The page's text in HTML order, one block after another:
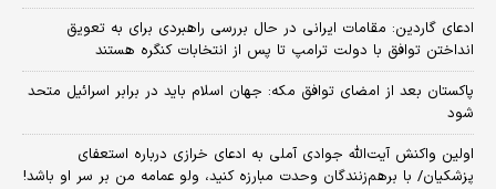
ادعای گاردین: مقامات ایرانی در حال بررسی راهبردی برای به تعویق
انداختن توافق با دولت ترامپ تا پس از انتخابات کنگره هستند
پاکستان بعد از امضای توافق مکه: جهان اسلام باید در برابر اسرائیل متحد
شود
اولین واکنش آیت‌الله جوادی آملی به ادعای خرازی درباره استعفای
پزشکیان/ با برهم‌زنندگان وحدت مبارزه کنید، ولو عمامه من بر سر او باشد!